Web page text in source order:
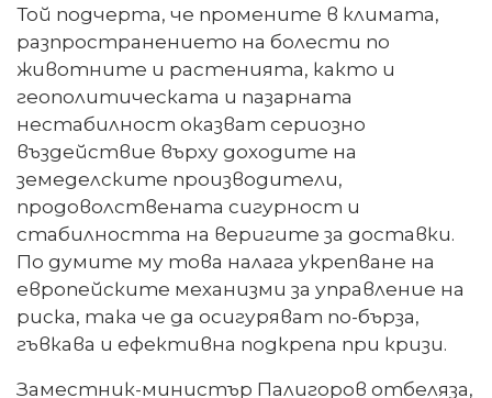
Той подчерта, че промените в климата,
разпространението на болести по
животните и растенията, както и
геополитическата и пазарната
нестабилност оказват сериозно
въздействие върху доходите на
земеделските производители,
продоволствената сигурност и
стабилността на веригите за доставки.
По думите му това налага укрепване на
европейските механизми за управление на
риска, така че да осигуряват по-бърза,
гъвкава и ефективна подкрепа при кризи.
Заместник-министър Палигоров отбеляза,